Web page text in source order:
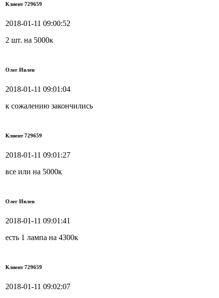
Клиент 729659
2018-01-11 09:00:52
2 шт. на 5000к
Олег Ивлев
2018-01-11 09:01:04
к сожалению закончились
Клиент 729659
2018-01-11 09:01:27
все или на 5000к
Олег Ивлев
2018-01-11 09:01:41
есть 1 лампа на 4300к
Клиент 729659
2018-01-11 09:02:07